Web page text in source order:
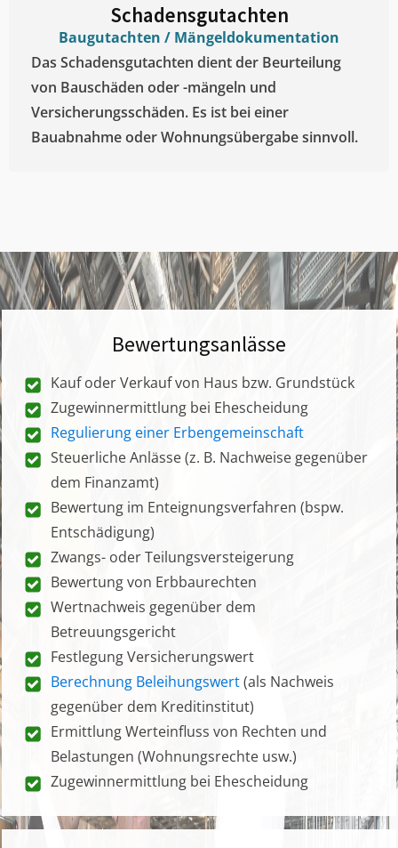
Schadensgutachten
Baugutachten / Mängeldokumentation
Das Schadensgutachten dient der Beurteilung
von Bauschäden oder -mängeln und
Versicherungsschäden. Es ist bei einer
Bauabnahme oder Wohnungsübergabe sinnvoll.
Bewertungsanlässe
Kauf oder Verkauf von Haus bzw. Grundstück
Zugewinnermittlung bei Ehescheidung
Regulierung einer Erbengemeinschaft
Steuerliche Anlässe (z. B. Nachweise gegenüber
dem Finanzamt)
Bewertung im Enteignungsverfahren (bspw.
Entschädigung)
Zwangs- oder Teilungsversteigerung
Bewertung von Erbbaurechten
Wertnachweis gegenüber dem
Betreuungsgericht
Festlegung Versicherungswert
Berechnung Beleihungswert(als Nachweis
gegenüber dem Kreditinstitut)
Ermittlung Werteinfluss von Rechten und
Belastungen (Wohnungsrechte usw.)
Zugewinnermittlung bei Ehescheidung